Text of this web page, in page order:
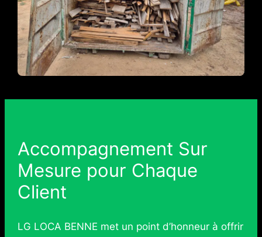
Accompagnement Sur
Mesure pour Chaque
Client
LG LOCA BENNE met un point d’honneur à offrir